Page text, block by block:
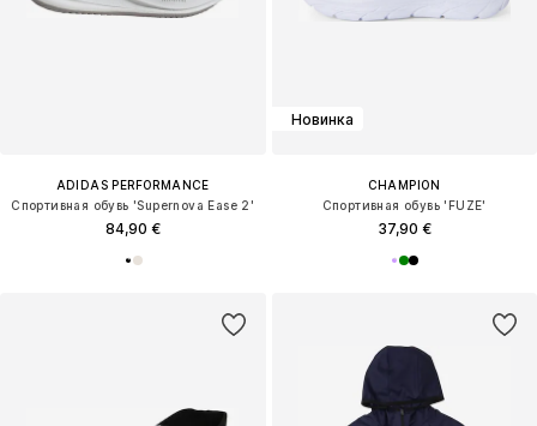
ADIDAS PERFORMANCE
Спортивная обувь 'Supernova Ease 2'
84,90 €
Новинка
CHAMPION
Спортивная обувь 'FUZE'
37,90 €